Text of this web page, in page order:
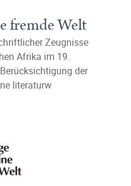
fremde Welt
Zeugnisse
Afrika im 19.
der
literaturw